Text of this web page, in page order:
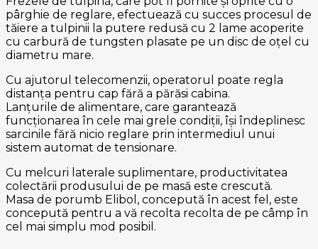
pârghie de reglare, efectuează cu succes procesul de
tăiere a tulpinii la putere redusă cu 2 lame acoperite
cu carbură de tungsten plasate pe un disc de oțel cu
diametru mare.
Cu ajutorul telecomenzii, operatorul poate regla
distanța pentru cap fără a părăsi cabina.
Lanțurile de alimentare, care garantează
funcționarea în cele mai grele condiții, își îndeplinesc
sarcinile fără nicio reglare prin intermediul unui
sistem automat de tensionare.
Cu melcuri laterale suplimentare, productivitatea
colectării produsului de pe masă este crescută.
Masa de porumb Elibol, concepută în acest fel, este
concepută pentru a vă recolta recolta de pe câmp în
cel mai simplu mod posibil.